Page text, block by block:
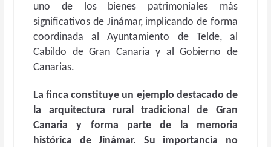
uno de los bienes patrimoniales más
significativos de Jinámar, implicando de forma
coordinada al Ayuntamiento de Telde, al
Cabildo de Gran Canaria y al Gobierno de
Canarias.
La finca constituye un ejemplo destacado de
la arquitectura rural tradicional de Gran
Canaria y forma parte de la memoria
histórica de Jinámar. Su importancia no